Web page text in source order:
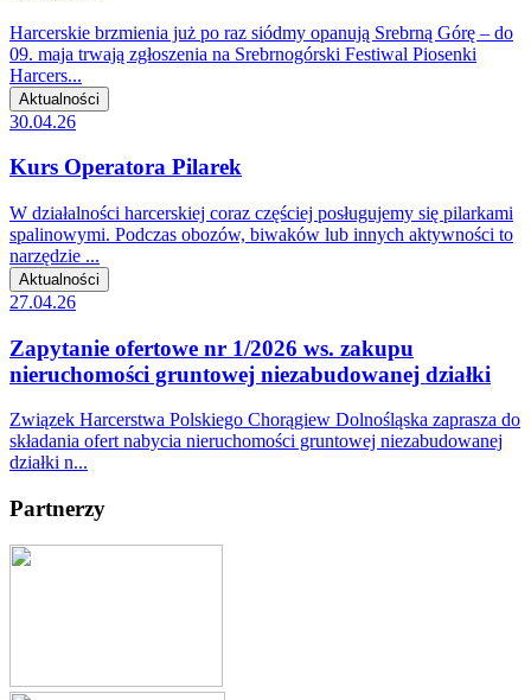
Harcerskie brzmienia już po raz siódmy opanują Srebrną Górę – do
09. maja trwają zgłoszenia na Srebrnogórski Festiwal Piosenki
Harcers...
Aktualności
30.04.26
Kurs Operatora Pilarek
W działalności harcerskiej coraz częściej posługujemy się pilarkami
spalinowymi. Podczas obozów, biwaków lub innych aktywności to
narzędzie ...
Aktualności
27.04.26
Zapytanie ofertowe nr 1/2026 ws. zakupu
nieruchomości gruntowej niezabudowanej działki
Związek Harcerstwa Polskiego Chorągiew Dolnośląska zaprasza do
składania ofert nabycia nieruchomości gruntowej niezabudowanej
działki n...
Partnerzy